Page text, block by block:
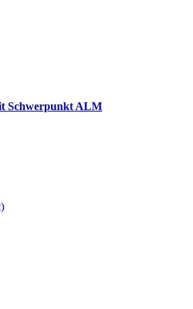
Schwerpunkt ALM